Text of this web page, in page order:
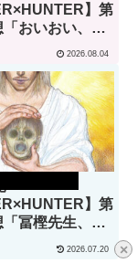
×
】第
おいおい、文
2026.08.04
】第
冨樫先生、あ
本物の天才で2026.07.20